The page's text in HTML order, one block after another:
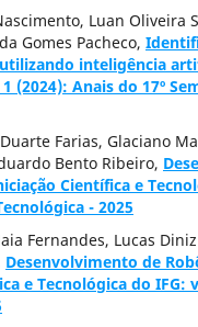
Luan Oliveira
Gomes Pacheco,
inteligência
(2024): Anais do 17º
Farias, Glaciano
Bento Ribeiro,
Científica e
- 2025
Fernandes, Lucas
Desenvolvimento de
e Tecnológica do IFG: